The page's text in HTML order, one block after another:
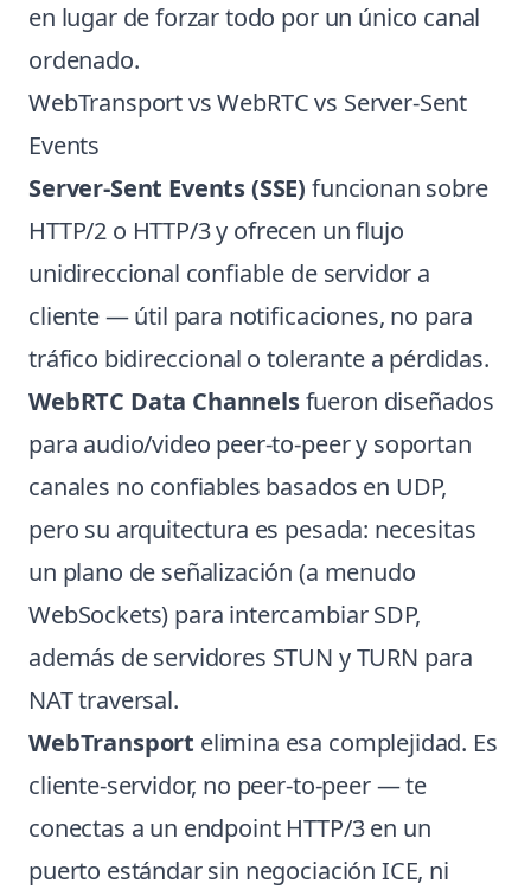
en lugar de forzar todo por un único canal
ordenado.
WebTransport vs WebRTC vs Server-Sent
Events
Server-Sent Events (SSE) funcionan sobre
HTTP/2 o HTTP/3 y ofrecen un flujo
unidireccional confiable de servidor a
cliente — útil para notificaciones, no para
tráfico bidireccional o tolerante a pérdidas.
WebRTC Data Channelsfueron diseñados
para audio/video peer-to-peer y soportan
canales no confiables basados en UDP,
pero su arquitectura es pesada: necesitas
un plano de señalización (a menudo
WebSockets) para intercambiar SDP,
además de servidores STUN y TURN para
NAT traversal.
WebTransport elimina esa complejidad. Es
cliente-servidor, no peer-to-peer — te
conectas a un endpoint HTTP/3 en un
puerto estándar sin negociación ICE, ni